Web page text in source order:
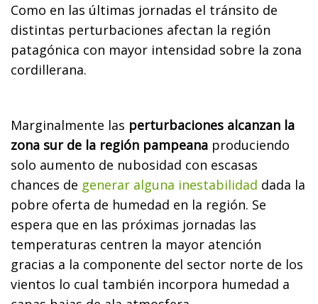
Como en las últimas jornadas el tránsito de
distintas perturbaciones afectan la región
patagónica con mayor intensidad sobre la zona
cordillerana.
Marginalmente las perturbaciones alcanzan la
zona sur de la región pampeana produciendo
solo aumento de nubosidad con escasas
chances de generar alguna inestabilidad dada la
pobre oferta de humedad en la región. Se
espera que en las próximas jornadas las
temperaturas centren la mayor atención
gracias a la componente del sector norte de los
vientos lo cual también incorpora humedad a